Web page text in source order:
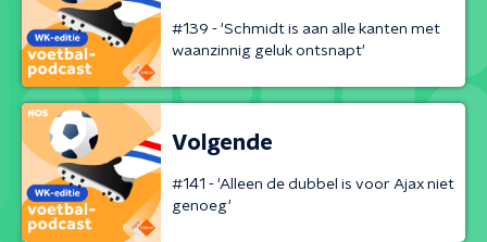
#139 - 'Schmidt is aan alle kanten met
waanzinnig geluk ontsnapt'
Volgende
#141 - 'Alleen de dubbel is voor Ajax niet
genoeg'